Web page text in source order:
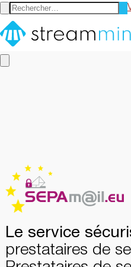
Le service
prestataires de